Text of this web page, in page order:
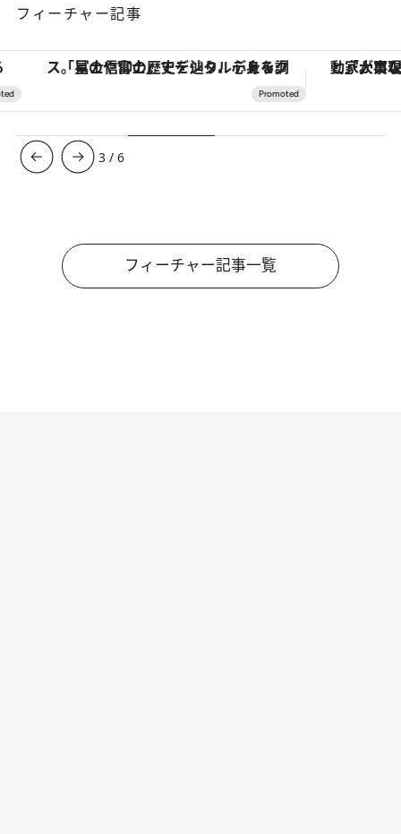
フィーチャー記事
「星のや富士」でデジタルデトックス。冨士信仰の歴史を辿り、心身を調える。
3 /6
フィーチャー記事一覧